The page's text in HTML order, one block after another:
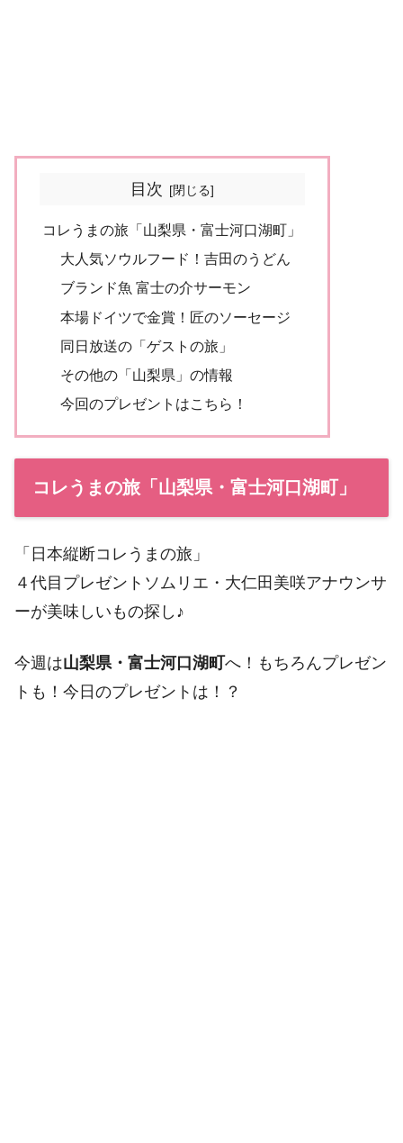
目次
コレうまの旅「山梨県・富士河口湖町」
大人気ソウルフード！吉田のうどん
ブランド魚 富士の介サーモン
本場ドイツで金賞！匠のソーセージ
同日放送の「ゲストの旅」
その他の「山梨県」の情報
今回のプレゼントはこちら！
コレうまの旅「山梨県・富士河口湖町」
「日本縦断コレうまの旅」
４代目プレゼントソムリエ・大仁田美咲アナウンサ
ーが美味しいもの探し♪
今週は山梨県・富士河口湖町へ！もちろんプレゼン
トも！今日のプレゼントは！？